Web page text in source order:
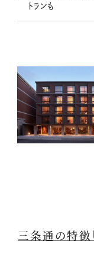
トランも
三条通の特徴